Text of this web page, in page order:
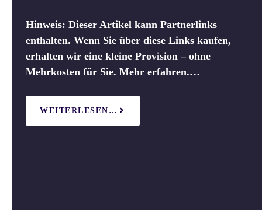
Hinweis: Dieser Artikel kann Partnerlinks
enthalten. Wenn Sie über diese Links kaufen,
erhalten wir eine kleine Provision – ohne
Mehrkosten für Sie. Mehr erfahren.…
WEITERLESEN…